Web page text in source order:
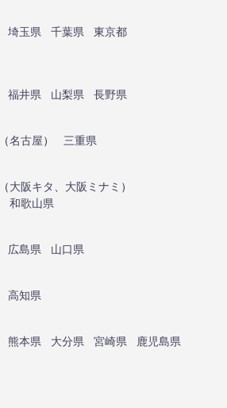
埼玉県 千葉県
東京都
福井県 山梨県
長野県
（名古屋）
三重県
（大阪キタ 大阪ミナミ ）
和歌山県
広島県
山口県
高知県
熊本県 大分県 宮崎県
鹿児島県